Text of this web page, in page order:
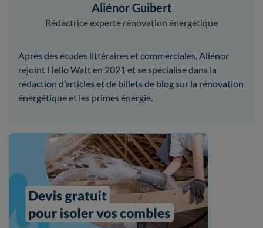
Aliénor Guibert
Rédactrice experte rénovation énergétique
Après des études littéraires et commerciales, Aliénor
rejoint Hello Watt en 2021 et se spécialise dans la
rédaction d’articles et de billets de blog sur la rénovation
énergétique et les primes énergie.